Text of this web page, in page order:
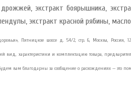
экстракт боярышника,
экстракт красной рябины,
Пятницкое шоссе д. 54/2, стр. 6, Москва, Россия,
вид, характеристики и комплектацию товара,
вам благодарны за сообщение о расхождениях — это